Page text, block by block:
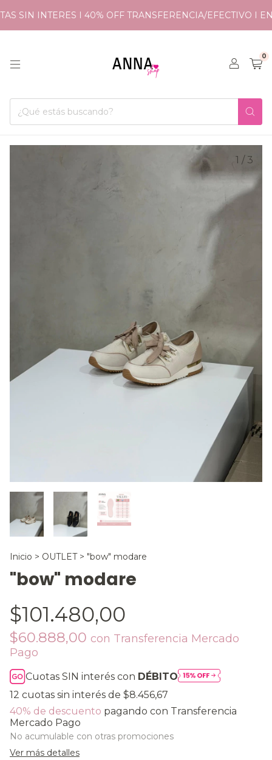
SIN INTERES I 40% OFF TRANSFERENCIA/EFECTIVO I
0
1 / 3
Inicio > OUTLET > "bow" modare
"bow" modare
$101.480,00
$60.888,00 con Transferencia Mercado
Pago
Cuotas SIN interés con DÉBITO
12 cuotas sin interés de $8.456,67
40% de descuento pagando con Transferencia
Mercado Pago
No acumulable con otras promociones
Ver más detalles